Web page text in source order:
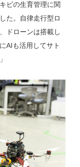
ビの生育管理に関
た。自律走行型ロ
ドローンは搭載し
AIも活用してサト